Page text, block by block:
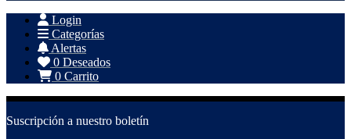
Login
Categorías
Alertas
0 Deseados
0 Carrito
Suscripción a nuestro boletín